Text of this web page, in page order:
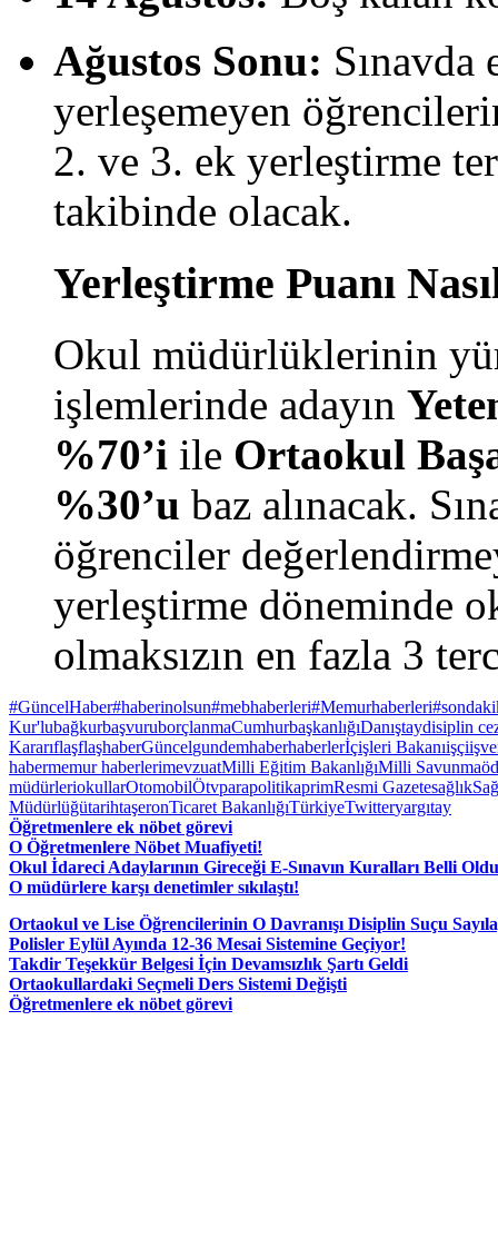
Ağustos Sonu: Sınavda
yerleşemeyen
2. ve 3. ek yerleştirme
takibinde olacak.
Yerleştirme Puanı
Okul müdürlüklerinin
işlemlerinde adayın
%70’i ile Ortaokul
%30’u baz alınacak.
öğrenciler
yerleştirme döneminde
olmaksızın en fazla 3
#GüncelHaber#haberinolsun#mebhaberleri#Memurhaberleri
Kur'lubağkurbaşvuruborçlanmaCumhurbaşkanlığıDanıştaydisiplin
KararıflaşflaşhaberGüncelgundemhaberhaberlerİçişleri Bakanıişçi
habermemur haberlerimevzuatMilli Eğitim BakanlığıMilli Savunma
müdürleriokullarOtomobilÖtvparapolitikaprimResmi Gazetesağlık
MüdürlüğütarihtaşeronTicaret BakanlığıTürkiyeTwitteryargıtay
Öğretmenlere ek nöbet görevi
O Öğretmenlere Nöbet Muafiyeti!
Okul İdareci Adaylarının Gireceği E-Sınavın Kuralları Belli Oldu
O müdürlere karşı denetimler sıkılaştı!
Ortaokul ve Lise Öğrencilerinin O Davranışı Disiplin Suçu
Polisler Eylül Ayında 12-36 Mesai Sistemine Geçiyor!
Takdir Teşekkür Belgesi İçin Devamsızlık Şartı Geldi
Ortaokullardaki Seçmeli Ders Sistemi Değişti
Öğretmenlere ek nöbet görevi